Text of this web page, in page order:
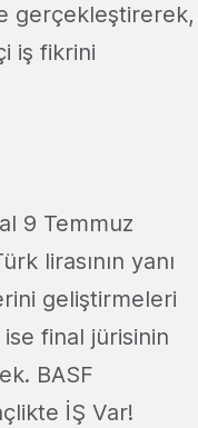
gerçekleştirerek,
iş fikrini
9 Temmuz
lirasının yanı
geliştirmeleri
final jürisinin
BASF
İŞ Var!